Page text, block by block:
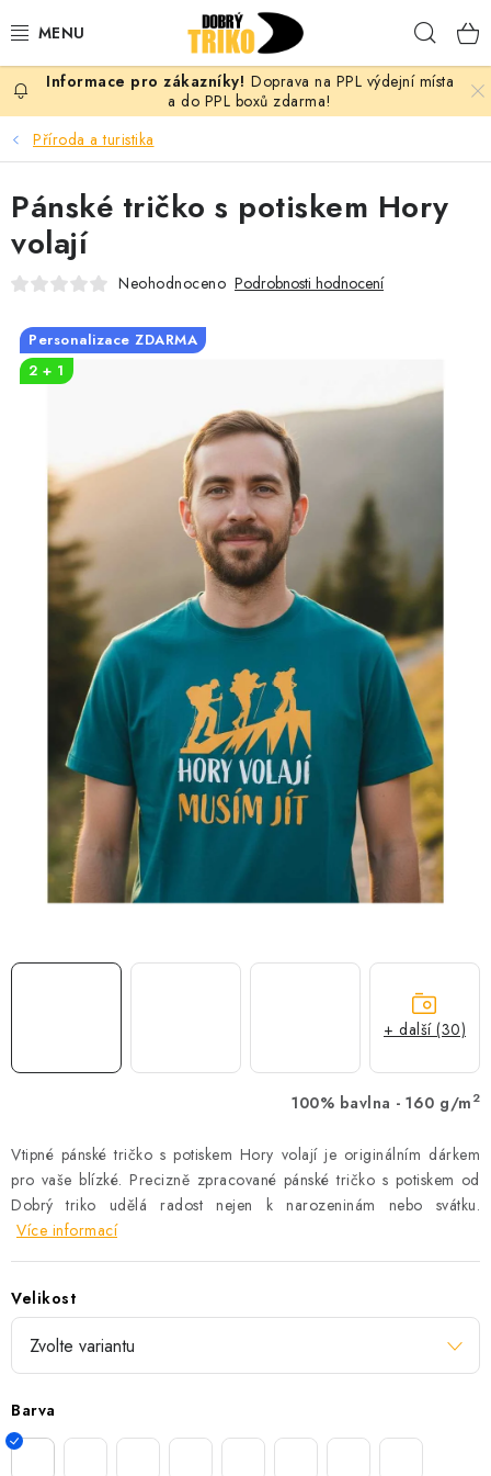
na
PRO ŽENY
PRO MUŽE
PRO DĚTI
DOPLŇKY
PRO PÁRY
VLASTNÍ MOTIV
MIKINY
OKAMŽITĚ K ODBĚRU
B2B
MÁM SRDCE POMÁHÁM
VÁNOCE
PROVIZNÍ SYSTÉM
Časté otázky
Obchodní podmínky
Zásady zpracování ochrany osobních údajů
Napište nám
Doprava na PPL výdejní místa
a do PPL boxů zdarma!
Příroda a turistika
100% bavlna - 160 g/m 2
Vtipné pánské tričko s potiskem Hory volají je originálním dárkem
pro vaše blízké. Precizně zpracované pánské tričko s potiskem od
Dobrý triko udělá radost nejen k narozeninám nebo svátku.
Více informací
Velikost
Barva
Pánské tričko s potiskem Hory
volají
Neohodnoceno Podrobnosti hodnocení
Personalizace ZDARMA
2 + 1
+ další (30)